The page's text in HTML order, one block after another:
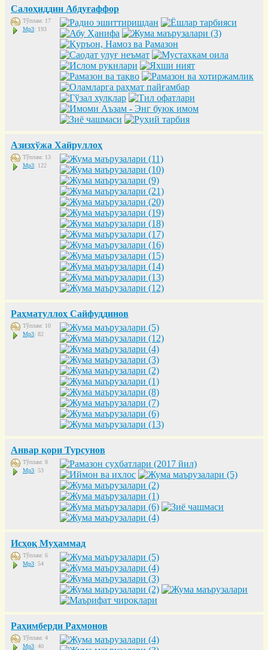
Салоҳиддин Абдуғаффор
Тўплам: 17
Mp3: 193
Азизхўжа Хайруллоҳ
Тўплам: 13
Mp3: 122
Раҳматуллоҳ Сайфуддинов
Тўплам: 10
Mp3: 82
Анвар қори Турсунов
Тўплам: 8
Mp3: 53
Исҳоқ Муҳаммад
Тўплам: 6
Mp3: 54
Раҳимберди Раҳмонов
Тўплам: 4
Mp3: 40